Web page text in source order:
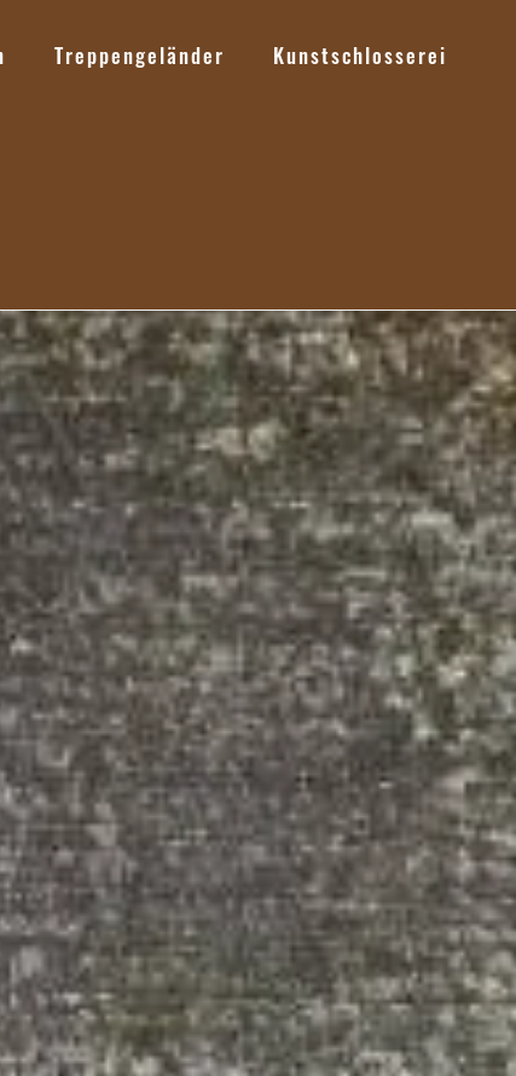
Treppengeländer
Kunstschlosserei